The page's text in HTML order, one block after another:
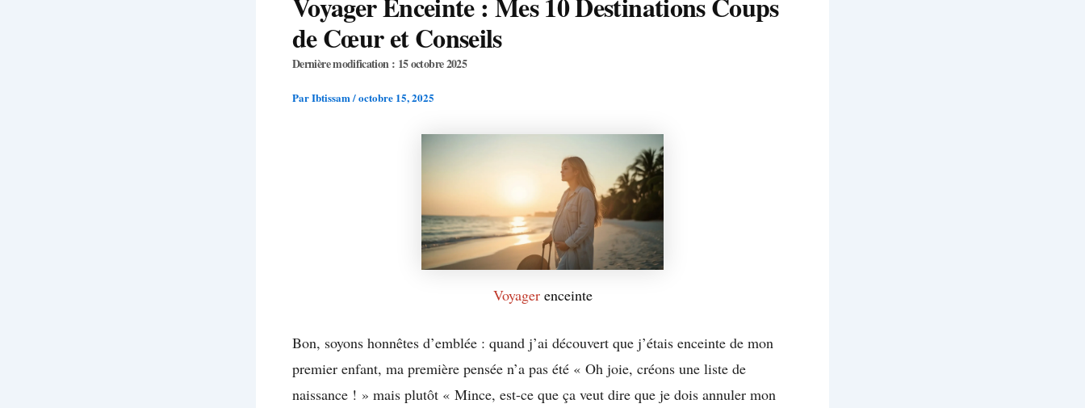
de Cœur et Conseils
Dernière modification : 15 octobre 2025
ParIbtissam/octobre 15, 2025
Voyagerenceinte
Bon, soyons honnêtes d’emblée : quand j’ai découvert que j’étais enceinte de mon
premier enfant, ma première pensée n’a pas été « Oh joie, créons une liste de
naissance ! » mais plutôt « Mince, est-ce que ça veut dire que je dois annuler mon